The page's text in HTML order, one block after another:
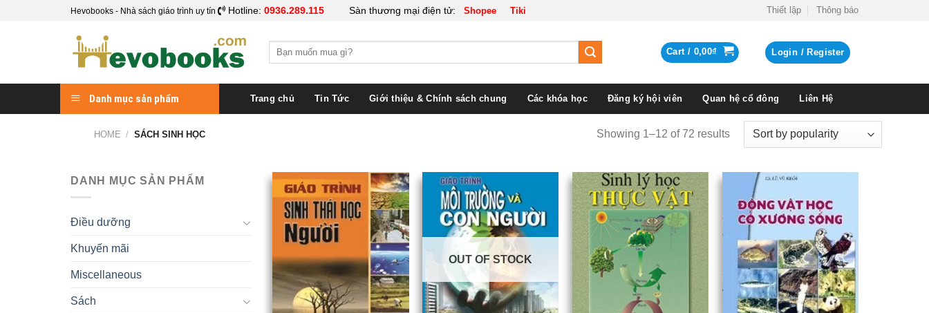
Hevobooks - Nhà sách giáo trình uy tín Hotline: 0936.289.115 Sàn thương mại điện tử: Shopee Tiki Thiết lập Thông báo
Search
Cart / 0,00₫ Login / Register
Danh mục sản phẩm Trang chủ Tin Tức Giới thiệu & Chính sách chung Các khóa học Đăng ký hội viên Quan hệ cổ đông Liên Hệ
HOME / SÁCH SINH HỌC Showing 1–12 of 72 results
DANH MỤC SẢN PHẨM
Điều dưỡng
Khuyến mãi
Miscellaneous
Sách
OUT OF STOCK